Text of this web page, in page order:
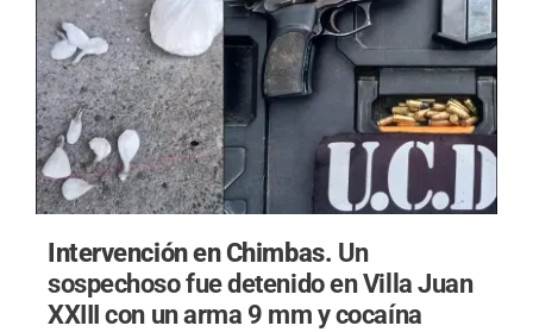
Intervención en Chimbas. Un
sospechoso fue detenido en Villa Juan
XXIII con un arma 9 mm y cocaína